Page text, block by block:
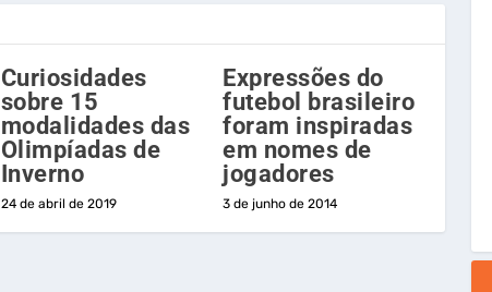
Curiosidades
sobre 15
modalidades das
Olimpíadas de
Inverno
24 de abril de 2019
Expressões do
futebol brasileiro
foram inspiradas
em nomes de
jogadores
3 de junho de 2014